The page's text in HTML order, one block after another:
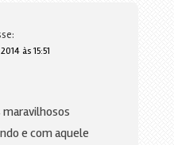
às 15:51
e com aquele